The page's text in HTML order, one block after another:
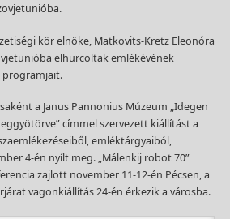
kör elnöke, Matkovits-Kretz Eleonóra
elhurcoltak emlékévének
programjait.
a Janus Pannonius Múzeum „Idegen
címmel szervezett kiállítást a
emléktárgyaiból,
4-én nyílt meg. „Málenkij robot 70”
zajlott november 11-12-én Pécsen, a
vagonkiállítás 24-én érkezik a városba.